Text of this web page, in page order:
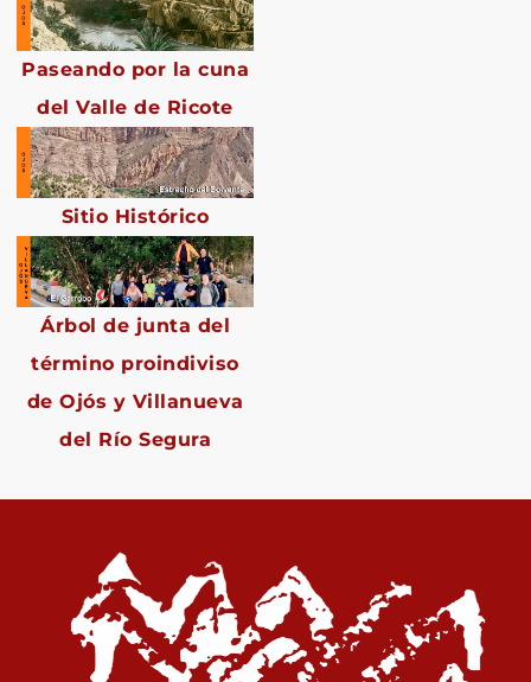
Paseando por la cuna
del Valle de Ricote
Sitio Histórico
Árbol de junta del
término proindiviso
de Ojós y Villanueva
del Río Segura